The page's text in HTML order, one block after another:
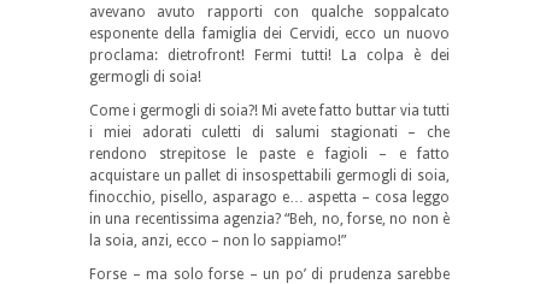
avevano avuto rapporti con qualche soppalcato
esponente della famiglia dei Cervidi, ecco un nuovo
proclama: dietrofront! Fermi tutti! La colpa è dei
germogli di soia!
Come i germogli di soia?! Mi avete fatto buttar via tutti
i miei adorati culetti di salumi stagionati – che
rendono strepitose le paste e fagioli – e fatto
acquistare un pallet di insospettabili germogli di soia,
finocchio, pisello, asparago e… aspetta – cosa leggo
in una recentissima agenzia? “Beh, no, forse, no non è
la soia, anzi, ecco – non lo sappiamo!”
Forse – ma solo forse – un po’ di prudenza sarebbe